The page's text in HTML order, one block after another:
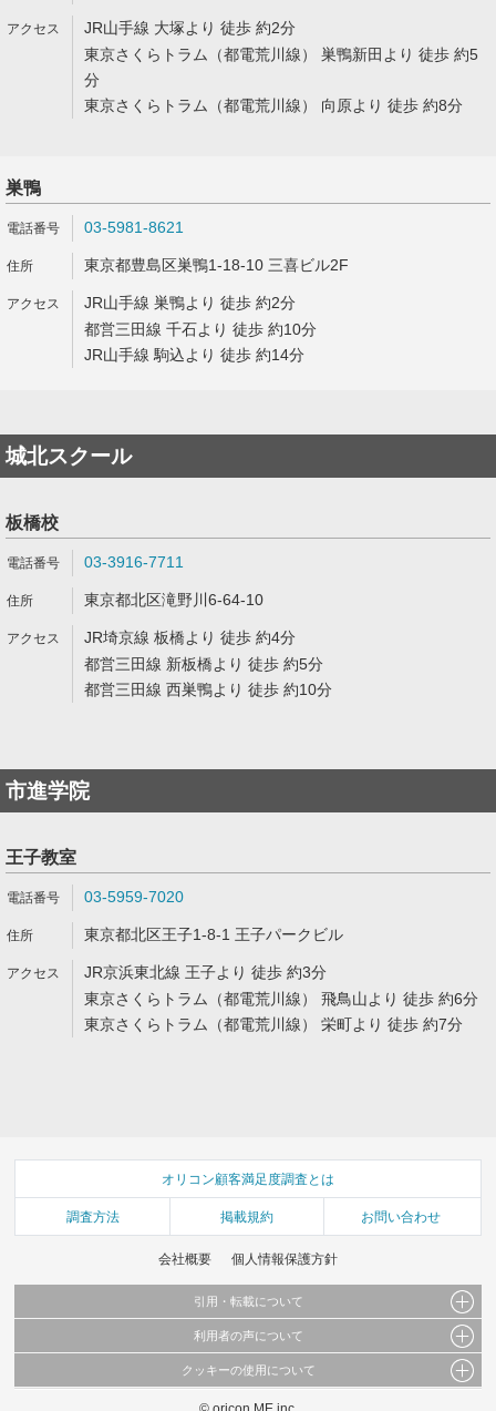
JR山手線 大塚より 徒歩 約2分
東京さくらトラム（都電荒川線） 巣鴨新田より 徒歩 約5
分
東京さくらトラム（都電荒川線） 向原より 徒歩 約8分
巣鴨
03-5981-8621
東京都豊島区巣鴨1-18-10 三喜ビル2F
JR山手線 巣鴨より 徒歩 約2分
都営三田線 千石より 徒歩 約10分
JR山手線 駒込より 徒歩 約14分
城北スクール
板橋校
03-3916-7711
東京都北区滝野川6-64-10
JR埼京線 板橋より 徒歩 約4分
都営三田線 新板橋より 徒歩 約5分
都営三田線 西巣鴨より 徒歩 約10分
市進学院
王子教室
03-5959-7020
東京都北区王子1-8-1 王子パークビル
JR京浜東北線 王子より 徒歩 約3分
東京さくらトラム（都電荒川線） 飛鳥山より 徒歩 約6分
東京さくらトラム（都電荒川線） 栄町より 徒歩 約7分
オリコン顧客満足度調査とは
調査方法 掲載規約 お問い合わせ
会社概要 個人情報保護方針
引用・転載について
当サイトで公開されている情報（文字、写真、イラスト、画像データ等）及びこれらの配
これらの情報を権利者の許可なく無断転載・複製などの二次利用を行うことは固く禁じて
利用者の声について
当サイトに掲載している内容はすべてサービスの利用者が提出された見解・感想です。
クッキーの使用について
このサイトでは Cookie を使用して、ユーザーに合わせたコンテンツや広告の表示、ソー